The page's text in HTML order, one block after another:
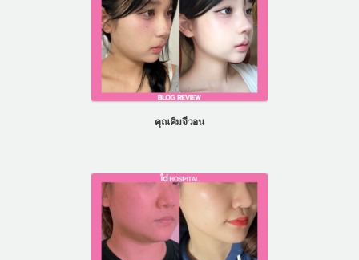
คุณคิมจีวอน